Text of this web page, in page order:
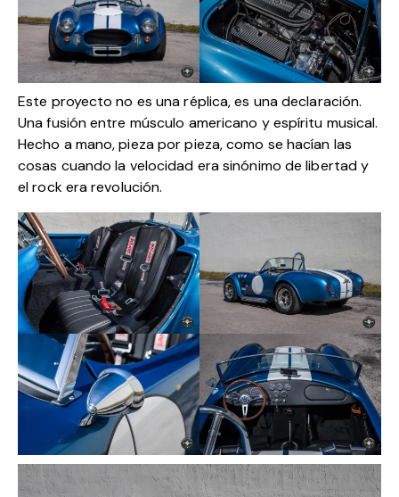
Este proyecto no es una réplica, es una declaración.
Una fusión entre músculo americano y espíritu musical.
Hecho a mano, pieza por pieza, como se hacían las
cosas cuando la velocidad era sinónimo de libertad y
el rock era revolución.